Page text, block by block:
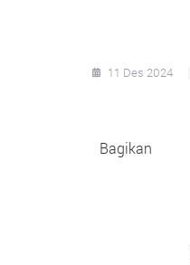
11 Des 2024
Bagikan